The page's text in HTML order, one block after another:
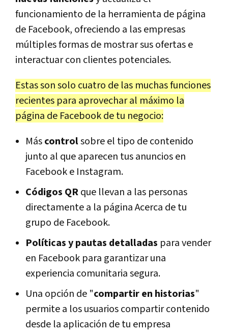
funcionamiento de la herramienta de página
de Facebook, ofreciendo a las empresas
múltiples formas de mostrar sus ofertas e
interactuar con clientes potenciales.
Estas son solo cuatro de las muchas funciones
recientes para aprovechar al máximo la
página de Facebook de tu negocio:
Máscontrolsobre el tipo de contenido
junto al que aparecen tus anuncios en
Facebook e Instagram.
Códigos QRque llevan a las personas
directamente a la página Acerca de tu
grupo de Facebook.
Políticas y pautas detalladas para vender
en Facebook para garantizar una
experiencia comunitaria segura.
Una opción de "compartir en historias"
permite a los usuarios compartir contenido
desde la aplicación de tu empresa